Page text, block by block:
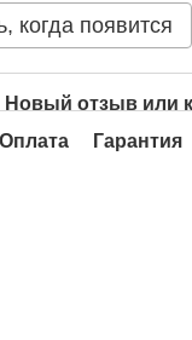
когда появится
Новый отзыв или
Оплата Гарантия